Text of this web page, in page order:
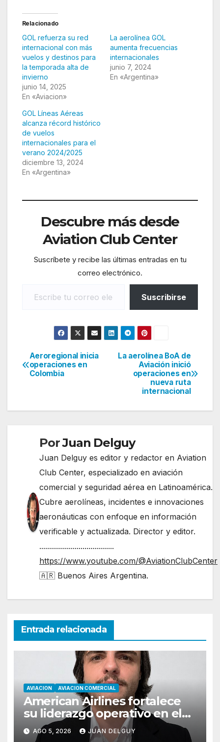
Relacionado
GOL refuerza su red
internacional con más
vuelos y destinos para
la temporada alta de
invierno
junio 14, 2025
En «Aviacion»
La aerolínea GOL
aumenta frecuencias
internacionales
junio 7, 2024
En «Argentina»
GOL Líneas Aéreas
alcanza récord histórico
de vuelos
internacionales para el
verano 2024/2025
diciembre 13, 2024
En «Argentina»
Descubre más desde
Aviation Club Center
Suscríbete y recibe las últimas entradas en tu
correo electrónico.
Suscribirse
Navegación
de
La aerolínea BoA de
Aviación inició
operaciones en
nueva ruta
internacional
Aeroregional inicia
operaciones en
Colombia
PorJuan Delguy
Juan Delguy es editor y redactor en Aviation
Club Center, especializado en aviación
comercial y seguridad aérea en Latinoamérica.
Cubre aerolíneas, incidentes e innovaciones
aeronáuticas con enfoque en información
verificable y actualizada. Director y editor.
......................................
https://www.youtube.com/@AviationClubCenter
🇦🇷 Buenos Aires Argentina.
Entrada relacionada
AVIACION AVIACION COMERCIAL
American Airlines fortalece
su liderazgo operativo en el
Cono Sur con Luiz Laham
AGO 5, 2026 JUAN DELGUY